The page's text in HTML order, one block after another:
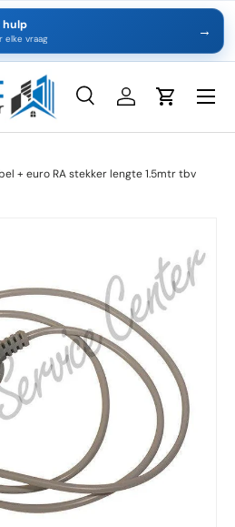
hulp
elke vraag →
ZoekenInloggen
+ euro RA stekker lengte 1.5mtr tbv